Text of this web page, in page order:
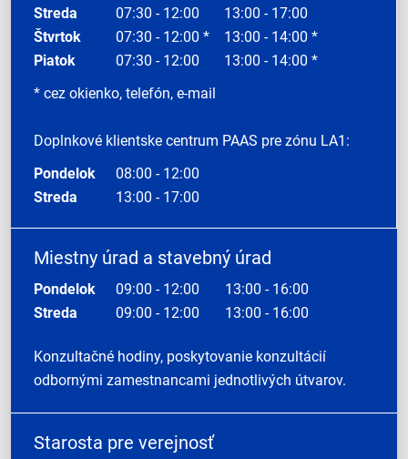
Streda
07:30 - 12:00
13:00 - 17:00
Štvrtok
07:30 - 12:00 *
13:00 - 14:00 *
Piatok
07:30 - 12:00
13:00 - 14:00 *
* cez okienko, telefón, e-mail
Doplnkové klientske centrum PAAS pre zónu LA1:
Pondelok
08:00 - 12:00
Streda
13:00 - 17:00
Miestny úrad a stavebný úrad
Pondelok 09:00 - 12:00
13:00 - 16:00
Streda
09:00 - 12:00 13:00 - 16:00
Konzultačné hodiny, poskytovanie konzultácií
odbornými zamestnancami jednotlivých útvarov.
Starosta pre verejnosť